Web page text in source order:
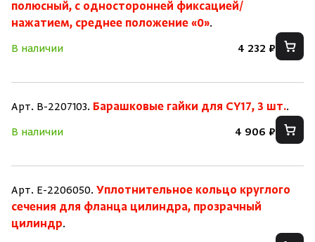
полюсный, с односторонней фиксацией/
нажатием, среднее положение «0».
В наличии
4 232 ₽
Арт. B-2207103. Барашковые гайки для CY17, 3 шт..
В наличии
4 906 ₽
Арт. E-2206050. Уплотнительное кольцо круглого
сечения для фланца цилиндра, прозрачный
цилиндр.